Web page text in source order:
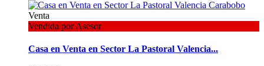
Venta
Vendida por Asesor
Casa en Venta en Sector La Pastoral Valencia...